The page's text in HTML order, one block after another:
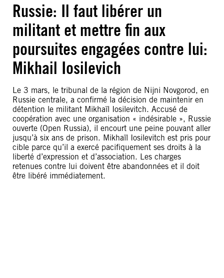
Russie: Il faut libérer un
militant et mettre fin aux
poursuites engagées contre lui:
Mikhail Iosilevich
Le 3 mars, le tribunal de la région de Nijni Novgorod, en
Russie centrale, a confirmé la décision de maintenir en
détention le militant Mikhaïl Iosilevitch. Accusé de
coopération avec une organisation « indésirable », Russie
ouverte (Open Russia), il encourt une peine pouvant aller
jusqu’à six ans de prison. Mikhaïl Iosilevitch est pris pour
cible parce qu’il a exercé pacifiquement ses droits à la
liberté d’expression et d’association. Les charges
retenues contre lui doivent être abandonnées et il doit
être libéré immédiatement.